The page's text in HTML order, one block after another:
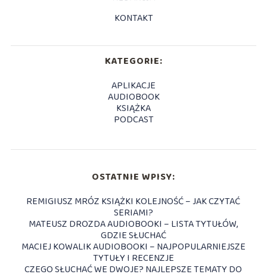
KONTAKT
KATEGORIE:
APLIKACJE
AUDIOBOOK
KSIĄŻKA
PODCAST
OSTATNIE WPISY:
REMIGIUSZ MRÓZ KSIĄŻKI KOLEJNOŚĆ – JAK CZYTAĆ
SERIAMI?
MATEUSZ DROZDA AUDIOBOOKI – LISTA TYTUŁÓW,
GDZIE SŁUCHAĆ
MACIEJ KOWALIK AUDIOBOOKI – NAJPOPULARNIEJSZE
TYTUŁY I RECENZJE
CZEGO SŁUCHAĆ WE DWOJE? NAJLEPSZE TEMATY DO